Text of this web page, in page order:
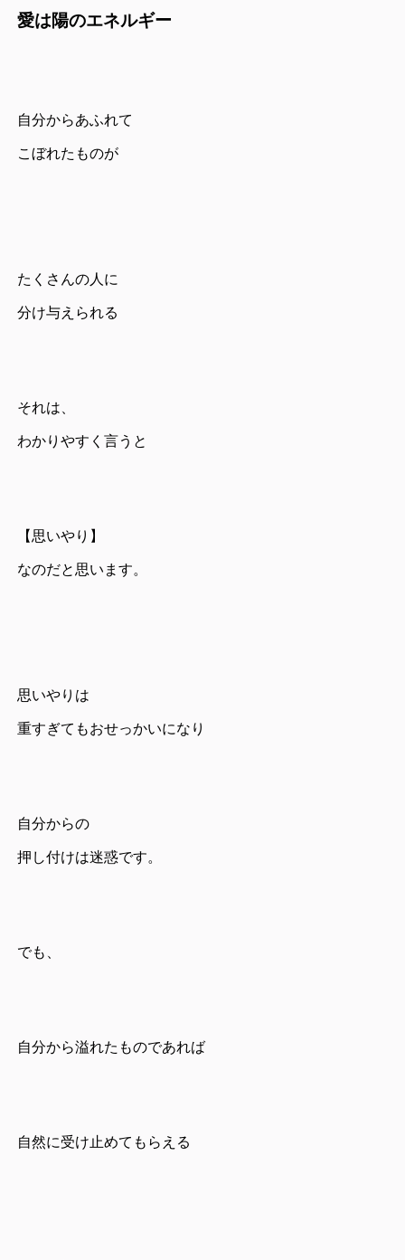
愛は陽のエネルギー
自分からあふれて
こぼれたものが
たくさんの人に
分け与えられる
それは、
わかりやすく言うと
【思いやり】
なのだと思います。
思いやりは
重すぎてもおせっかいになり
自分からの
押し付けは迷惑です。
でも、
自分から溢れたものであれば
自然に受け止めてもらえる